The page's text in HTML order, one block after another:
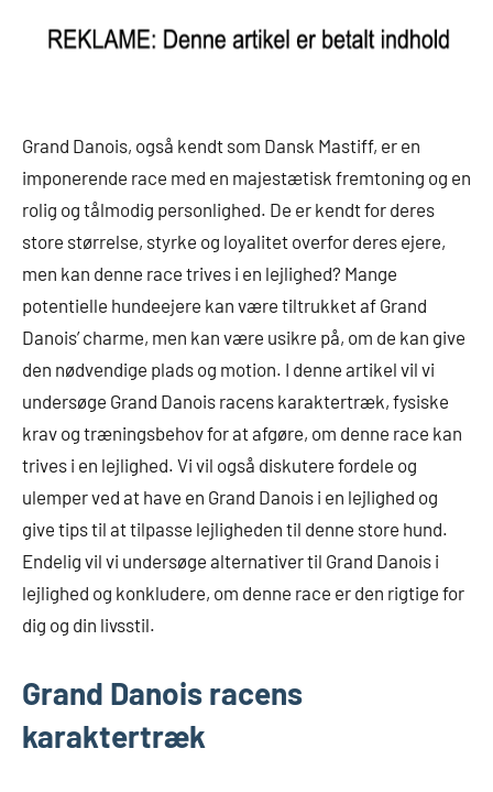
Grand Danois, også kendt som Dansk Mastiff, er en
imponerende race med en majestætisk fremtoning og en
rolig og tålmodig personlighed. De er kendt for deres
store størrelse, styrke og loyalitet overfor deres ejere,
men kan denne race trives i en lejlighed? Mange
potentielle hundeejere kan være tiltrukket af Grand
Danois’ charme, men kan være usikre på, om de kan give
den nødvendige plads og motion. I denne artikel vil vi
undersøge Grand Danois racens karaktertræk, fysiske
krav og træningsbehov for at afgøre, om denne race kan
trives i en lejlighed. Vi vil også diskutere fordele og
ulemper ved at have en Grand Danois i en lejlighed og
give tips til at tilpasse lejligheden til denne store hund.
Endelig vil vi undersøge alternativer til Grand Danois i
lejlighed og konkludere, om denne race er den rigtige for
dig og din livsstil.
Grand Danois racens
karaktertræk